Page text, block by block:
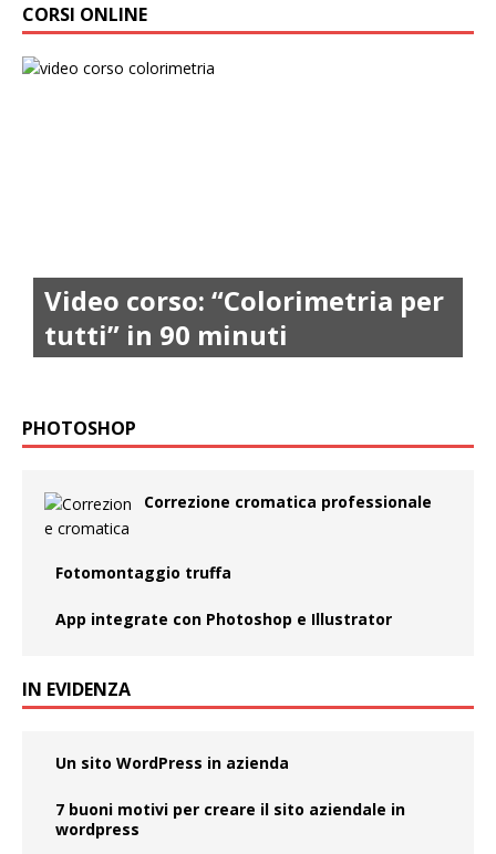
CORSI ONLINE
Video corso: “Colorimetria per
tutti” in 90 minuti
PHOTOSHOP
Correzione cromatica professionale
Fotomontaggio truffa
App integrate con Photoshop e Illustrator
IN EVIDENZA
Un sito WordPress in azienda
7 buoni motivi per creare il sito aziendale in
wordpress